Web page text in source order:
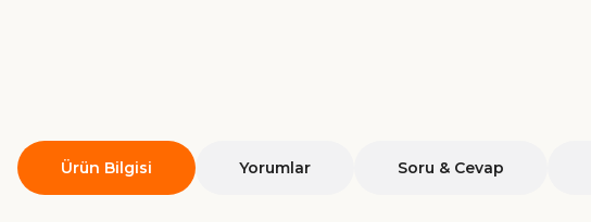
Ürün Bilgisi Yorumlar Soru & Cevap